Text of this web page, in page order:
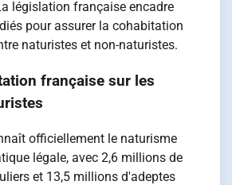
législation française encadre
pour assurer la cohabitation
naturistes et non-naturistes.
française sur les
officiellement le naturisme
légale, avec 2,6 millions de
et 13,5 millions d'adeptes